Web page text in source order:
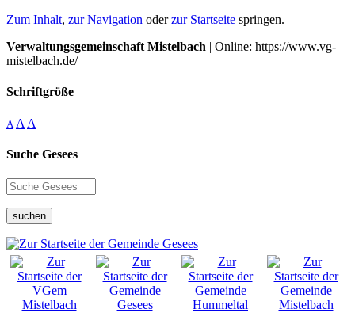
Zum Inhalt, zur Navigation oderzur Startseite springen.
Verwaltungsgemeinschaft Mistelbach | Online: https://www.vg-
mistelbach.de/
Schriftgröße
A A A
Suche Gesees
suchen